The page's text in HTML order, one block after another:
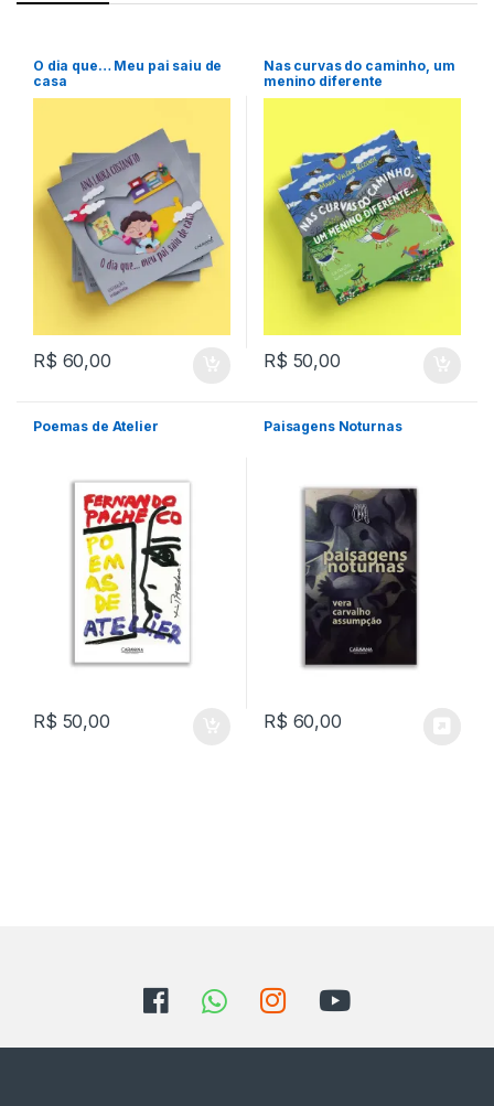
O dia que… Meu pai saiu de
casa
R$ 60,00
Nas curvas do caminho, um
menino diferente
R$ 50,00
Poemas de Atelier
R$ 50,00
Paisagens Noturnas
R$ 60,00